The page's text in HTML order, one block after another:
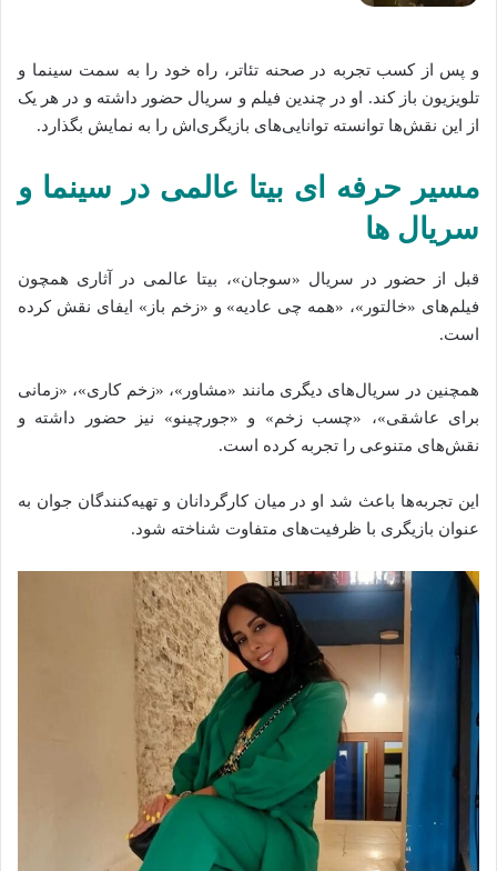
و پس از کسب تجربه در صحنه تئاتر، راه خود را به سمت سینما و
تلویزیون باز کند. او در چندین فیلم و سریال حضور داشته و در هر یک
از این نقش‌ها توانسته توانایی‌های بازیگری‌اش را به نمایش بگذارد.
مسیر حرفه‌ ای بیتا عالمی در سینما و
سریال‌ ها
قبل از حضور در سریال «سوجان»، بیتا عالمی در آثاری همچون
فیلم‌های «خالتور»، «همه چی عادیه» و «زخم باز» ایفای نقش کرده
است.
همچنین در سریال‌های دیگری مانند «مشاور»، «زخم کاری»، «زمانی
برای عاشقی»، «چسب زخم» و «جورچینو» نیز حضور داشته و
نقش‌های متنوعی را تجربه کرده است.
این تجربه‌ها باعث شد او در میان کارگردانان و تهیه‌کنندگان جوان به
عنوان بازیگری با ظرفیت‌های متفاوت شناخته شود.